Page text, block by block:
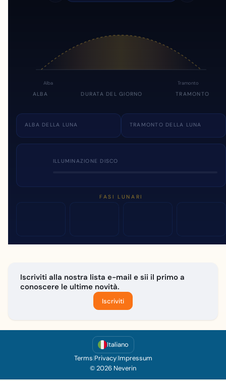
Alba Tramonto
ALBA DURATA DEL GIORNO TRAMONTO
ALBA DELLA LUNA TRAMONTO DELLA LUNA
ILLUMINAZIONE DISCO
FASI LUNARI
Iscriviti alla nostra lista e-mail e sii il primo a
conoscere le ultime novità.
Iscriviti
Italiano
Terms|Privacy|Impressum
© 2026 Neverin